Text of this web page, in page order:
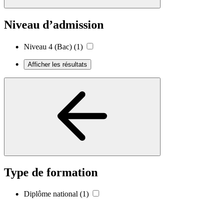
Niveau d’admission
Niveau 4 (Bac) (1)
Afficher les résultats
Type de formation
Diplôme national (1)